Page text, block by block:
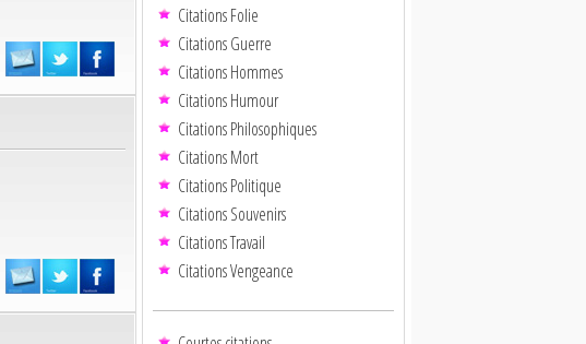
Citations Folie
Citations Guerre
Citations Hommes
Citations Humour
Citations Philosophiques
Citations Mort
Citations Politique
Citations Souvenirs
Citations Travail
Citations Vengeance